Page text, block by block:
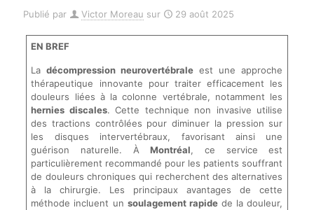
Publié par Victor Moreau sur 29 août 2025
EN BREF
Ladécompression neurovertébrale est une approche
thérapeutique innovante pour traiter efficacement les
douleurs liées à la colonne vertébrale, notamment les
hernies discales. Cette technique non invasive utilise
des tractions contrôlées pour diminuer la pression sur
les disques intervertébraux, favorisant ainsi une
guérison naturelle. ÀMontréal, ce service est
particulièrement recommandé pour les patients souffrant
de douleurs chroniques qui recherchent des alternatives
à la chirurgie. Les principaux avantages de cette
méthode incluent un soulagement rapidede la douleur,